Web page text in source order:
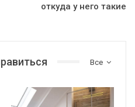
откуда у него такие
Все